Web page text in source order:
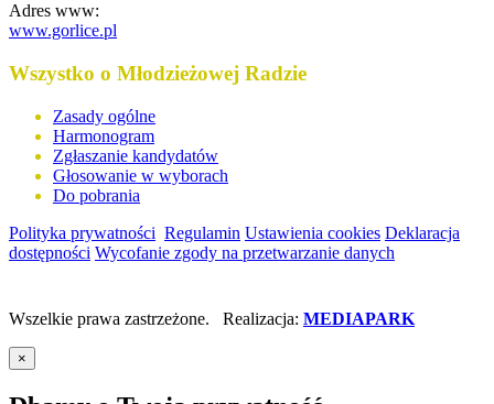
Adres www:
www.gorlice.pl
Wszystko o Młodzieżowej Radzie
Zasady ogólne
Harmonogram
Zgłaszanie kandydatów
Głosowanie w wyborach
Do pobrania
Polityka prywatności Regulamin Ustawienia cookies Deklaracja
dostępności Wycofanie zgody na przetwarzanie danych
Wszelkie prawa zastrzeżone. Realizacja: MEDIAPARK
×